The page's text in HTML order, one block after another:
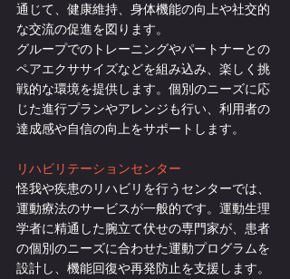
通じて、健康維持、身体機能の向上や社交的
な交流の促進を図ります。
グループでのトレーニングやパートナーとの
ペアエクササイズなどを組み込み、楽しく挑
戦的な環境を提供します。個別のニーズに応
じた進行プランやアレンジも行い、利用者の
達成感や自信の向上をサポートします。
リハビリテーションセンター
怪我や疾患のリハビリを行うセンターでは、
運動療法のサービスが一般的です。運動生理
学者に精通した腕立て伏せの専門家が、患者
の個別のニーズに合わせた運動プログラムを
設計し、機能回復や再発防止を支援します。